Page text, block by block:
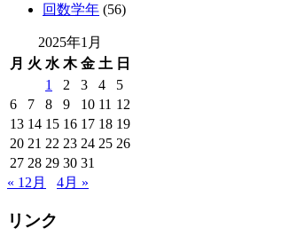
回数学年 (56)
2025年1月
月 火 水 木 金 土 日
1
2 3 4
5
6
7 8 9 10 11 12
13 14 15 16 17 18 19
20 21 22 23 24 25 26
27 28 29 30 31
« 12月
4月 »
リンク